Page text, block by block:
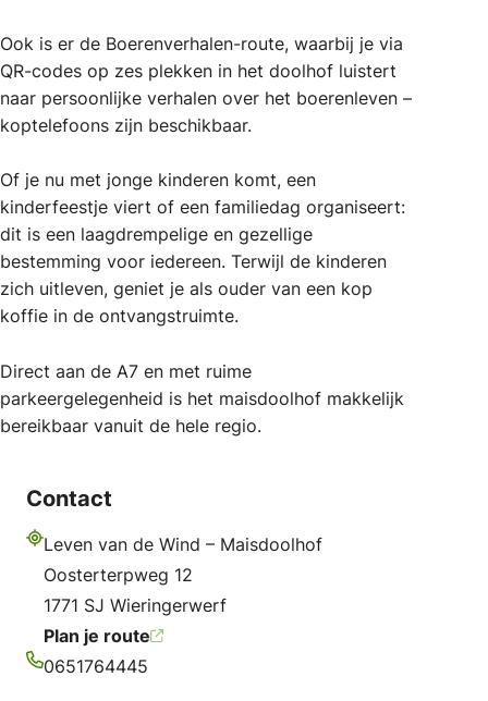
Ook is er de Boerenverhalen-route, waarbij je via
QR-codes op zes plekken in het doolhof luistert
naar persoonlijke verhalen over het boerenleven –
koptelefoons zijn beschikbaar.
Of je nu met jonge kinderen komt, een
kinderfeestje viert of een familiedag organiseert:
dit is een laagdrempelige en gezellige
bestemming voor iedereen. Terwijl de kinderen
zich uitleven, geniet je als ouder van een kop
koffie in de ontvangstruimte.
Direct aan de A7 en met ruime
parkeergelegenheid is het maisdoolhof makkelijk
bereikbaar vanuit de hele regio.
Contact
Leven van de Wind – Maisdoolhof
Oosterterpweg 12
1771 SJ Wieringerwerf
Plan je route
0651764445